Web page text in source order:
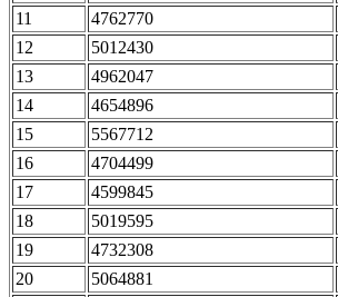
11 4762770
12 5012430
13 4962047
14 4654896
15 5567712
16 4704499
17 4599845
18 5019595
19 4732308
20 5064881